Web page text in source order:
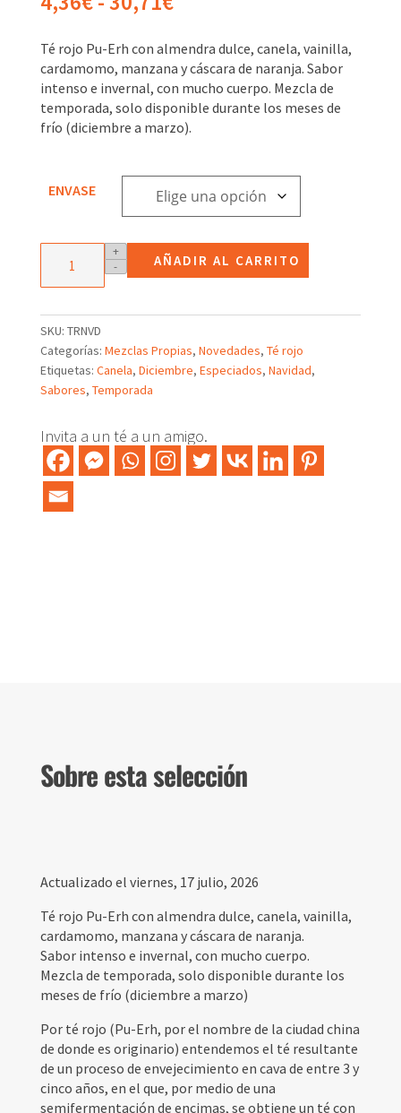
precios:
desde
4,36€
hasta
30,71€
Té rojo Pu-Erh con almendra dulce, canela, vainilla,
cardamomo, manzana y cáscara de naranja. Sabor
intenso e invernal, con mucho cuerpo. Mezcla de
temporada, solo disponible durante los meses de
frío (diciembre a marzo).
ENVASE
Pu-
Erh
de
Navidad
cantidad
+
-
AÑADIR AL CARRITO
SKU: TRNVD
Categorías: Mezclas Propias, Novedades, Té rojo
Etiquetas: Canela, Diciembre, Especiados, Navidad,
Sabores, Temporada
Invita a un té a un amigo.
Sobre esta selección
Actualizado el viernes, 17 julio, 2026
Té rojo Pu-Erh con almendra dulce, canela, vainilla,
cardamomo, manzana y cáscara de naranja.
Sabor intenso e invernal, con mucho cuerpo.
Mezcla de temporada, solo disponible durante los
meses de frío (diciembre a marzo)
Por té rojo (Pu-Erh, por el nombre de la ciudad china
de donde es originario) entendemos el té resultante
de un proceso de envejecimiento en cava de entre 3 y
cinco años, en el que, por medio de una
semifermentación de encimas, se obtiene un té con